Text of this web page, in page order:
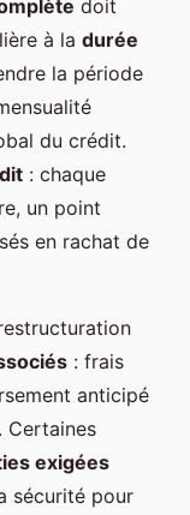
doit
à la durée
la période
du crédit.
: chaque
un point
en rachat de
: frais
anticipé
Certaines
exigées
sécurité pour